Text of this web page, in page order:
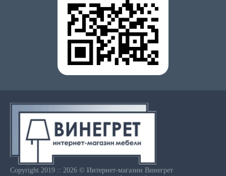
Copyright 2019 :: 2026 © Интернет-магазин Винегрет